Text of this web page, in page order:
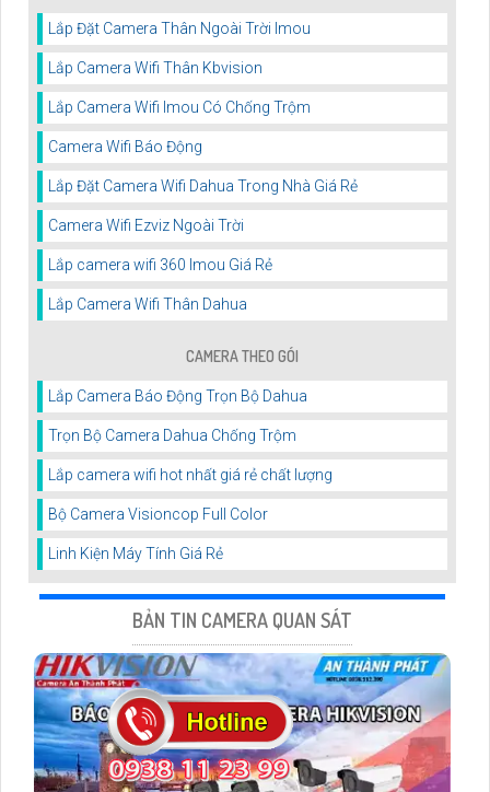
Lắp Đặt Camera Thân Ngoài Trời Imou
Lắp Camera Wifi Thân Kbvision
Lắp Camera Wifi Imou Có Chống Trộm
Camera Wifi Báo Động
Lắp Đặt Camera Wifi Dahua Trong Nhà Giá Rẻ
Camera Wifi Ezviz Ngoài Trời
Lắp camera wifi 360 Imou Giá Rẻ
Lắp Camera Wifi Thân Dahua
CAMERA THEO GÓI
Lắp Camera Báo Động Trọn Bộ Dahua
Trọn Bộ Camera Dahua Chống Trộm
Lắp camera wifi hot nhất giá rẻ chất lượng
Bộ Camera Visioncop Full Color
Linh Kiện Máy Tính Giá Rẻ
BẢN TIN CAMERA QUAN SÁT